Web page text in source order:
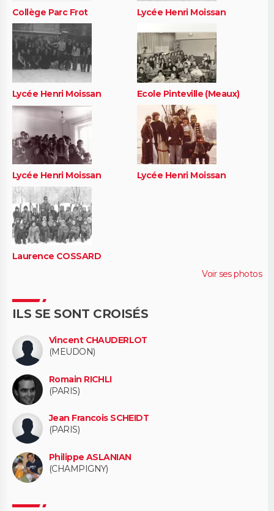
Collège Parc Frot Lycée Henri Moissan
Lycée Henri Moissan Ecole Pinteville (Meaux)
Lycée Henri Moissan Lycée Henri Moissan
Laurence COSSARD
Voir ses photos
ILS SE SONT CROISÉS
Vincent CHAUDERLOT
(MEUDON)
Romain RICHLI
(PARIS)
Jean Francois SCHEIDT
(PARIS)
Philippe ASLANIAN
(CHAMPIGNY)